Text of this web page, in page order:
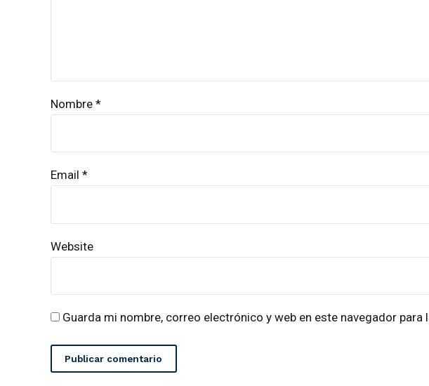
Nombre *
Email *
Website
Guarda mi nombre, correo electrónico y web en este navegador para
Publicar comentario